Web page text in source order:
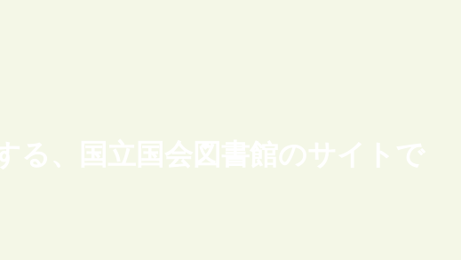
る、国立国会図書館のサイトで